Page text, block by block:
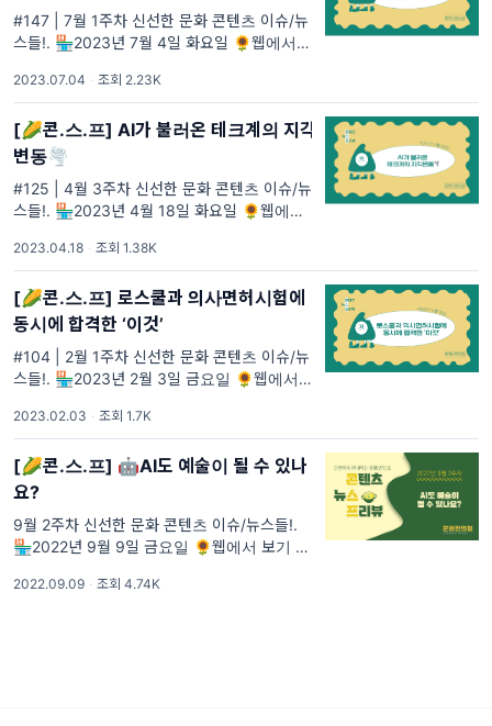
#147 | 7월 1주차 신선한 문화 콘텐츠 이슈/뉴
스들!. 🏪2023년 7월 4일 화요일 🌻웹에서
2023.07.04 · 조회 2.23K
[🌽콘.스.프] AI가 불러온 테크계의 지각
변동🌪
#125 | 4월 3주차 신선한 문화 콘텐츠 이슈/뉴
스들!. 🏪2023년 4월 18일 화요일 🌻웹에서
2023.04.18 · 조회 1.38K
[🌽콘.스.프] 로스쿨과 의사면허시험에
동시에 합격한 ‘이것’
#104 | 2월 1주차 신선한 문화 콘텐츠 이슈/뉴
스들!. 🏪2023년 2월 3일 금요일 🌻웹에서
분
2023.02.03 · 조회 1.7K
[🌽콘.스.프] 🤖AI도 예술이 될 수 있나
요?
9월 2주차 신선한 문화 콘텐츠 이슈/뉴스들!.
🏪2022년 9월 9일 금요일 🌻웹에서 보기 🌼
2022.09.09 · 조회 4.74K